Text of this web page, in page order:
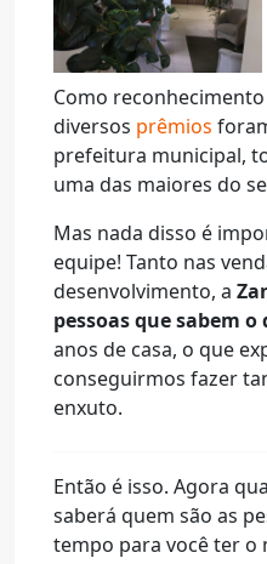
Como
diversos prêmios
prefeitura municipal,
uma das maiores do
Mas nada disso é
equipe! Tanto nas
desenvolvimento, a
pessoas que sabem o
anos de casa, o que
conseguirmos fazer
enxuto.
Então é isso. Agora
saberá quem são as
tempo para você ter